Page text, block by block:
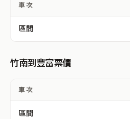
車次
區間
竹南到豐富票價
車次
區間